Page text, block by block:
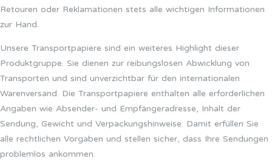
Retouren oder Reklamationen stets alle wichtigen Informationen
zur Hand.
Unsere Transportpapiere sind ein weiteres Highlight dieser
Produktgruppe. Sie dienen zur reibungslosen Abwicklung von
Transporten und sind unverzichtbar für den internationalen
Warenversand. Die Transportpapiere enthalten alle erforderlichen
Angaben wie Absender- und Empfängeradresse, Inhalt der
Sendung, Gewicht und Verpackungshinweise. Damit erfüllen Sie
alle rechtlichen Vorgaben und stellen sicher, dass Ihre Sendungen
problemlos ankommen.